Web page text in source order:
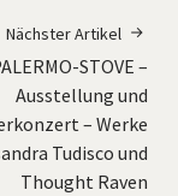
Nächster Artikel
STOVE –
Ausstellung und
– Werke
Tudisco und
Thought Raven